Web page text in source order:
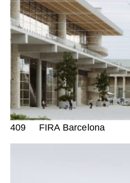
409 FIRA Barcelona